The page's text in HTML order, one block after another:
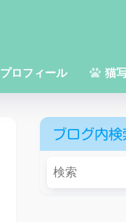
プロフィール 猫
ブログ内検